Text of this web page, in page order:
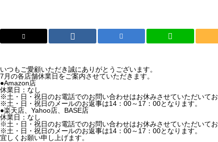
いつもご愛顧いただき誠にありがとうございます。
7月の各店舗休業日をご案内させていただきます。
●Amazon店
休業日：なし
※土・日・祝日のお電話でのお問い合わせはお休みさせていただいて
※土・日・祝日のメールのお返事は14：00～17：00となります。
●楽天店、Yahoo店、BASE店
休業日：なし
※土・日・祝日のお電話でのお問い合わせはお休みさせていただいて
※土・日・祝日のメールのお返事は14：00～17：00となります。
宜しくお願い申し上げます。